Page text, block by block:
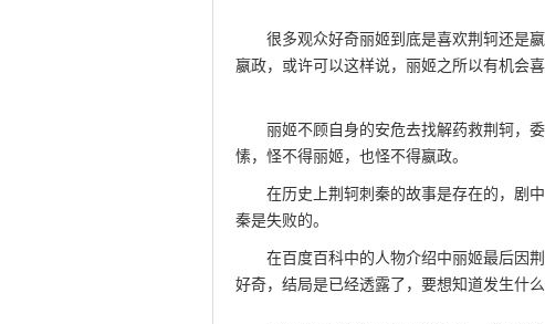
很多观众好奇丽姬到底是喜欢荆轲还是
嬴政，或许可以这样说，丽姬之所以有机会
丽姬不顾自身的安危去找解药救荆轲，
愫，怪不得丽姬，也怪不得嬴政。
在历史上荆轲刺秦的故事是存在的，剧
秦是失败的。
在百度百科中的人物介绍中丽姬最后因
好奇，结局是已经透露了，要想知道发生什